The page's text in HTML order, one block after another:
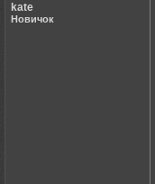
kate
Новичок